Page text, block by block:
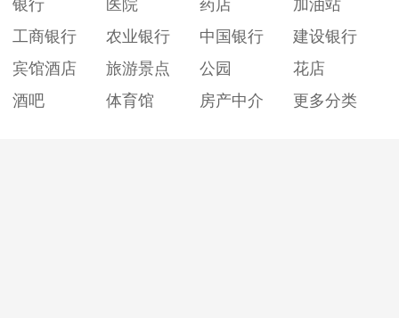
银行
医院 药店
加油站
工商银行
农业银行 中国银行
建设银行
宾馆酒店
旅游景点 公园
花店
酒吧
体育馆 房产中介 更多分类